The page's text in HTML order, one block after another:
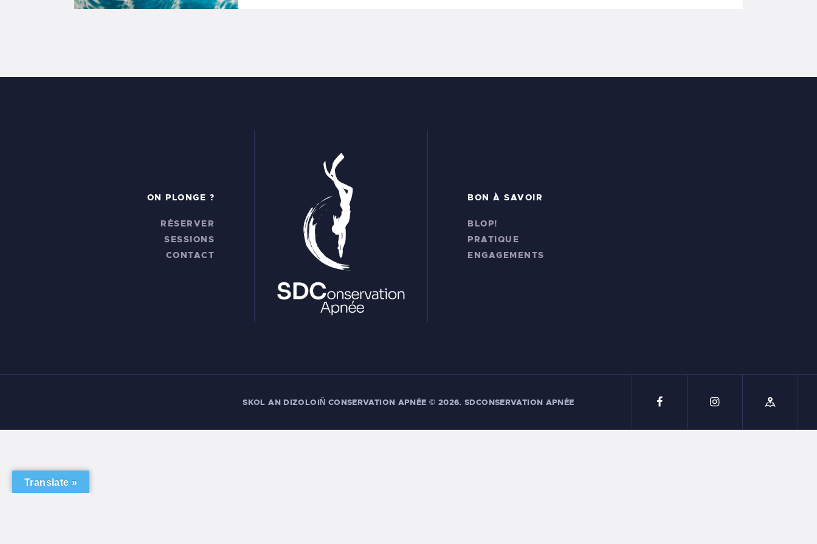
ON PLONGE ?
RÉSERVER
SESSIONS
CONTACT
BON À SAVOIR
BLOP!
PRATIQUE
ENGAGEMENTS
SKOL AN DIZOLOIŇ CONSERVATION APNÉE © 2026. SDCONSERVATION APNÉE
Translate »